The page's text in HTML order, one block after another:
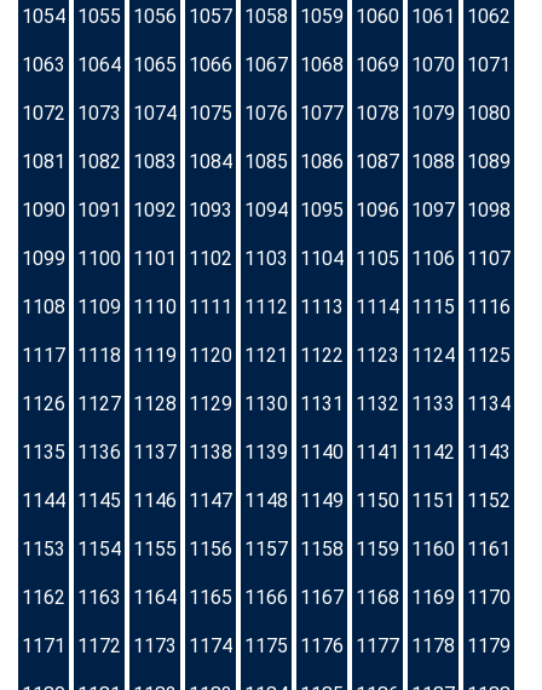
1054 1055 1056 1057 1058 1059 1060 1061 1062
1063 1064 1065 1066 1067 1068 1069 1070 1071
1072 1073 1074 1075 1076 1077 1078 1079 1080
1081 1082 1083 1084 1085 1086 1087 1088 1089
1090 1091 1092 1093 1094 1095 1096 1097 1098
1099 1100 1101 1102 1103 1104 1105 1106 1107
1108 1109 1110 1111 1112 1113 1114 1115 1116
1117 1118 1119 1120 1121 1122 1123 1124 1125
1126 1127 1128 1129 1130 1131 1132 1133 1134
1135 1136 1137 1138 1139 1140 1141 1142 1143
1144 1145 1146 1147 1148 1149 1150 1151 1152
1153 1154 1155 1156 1157 1158 1159 1160 1161
1162 1163 1164 1165 1166 1167 1168 1169 1170
1171 1172 1173 1174 1175 1176 1177 1178 1179